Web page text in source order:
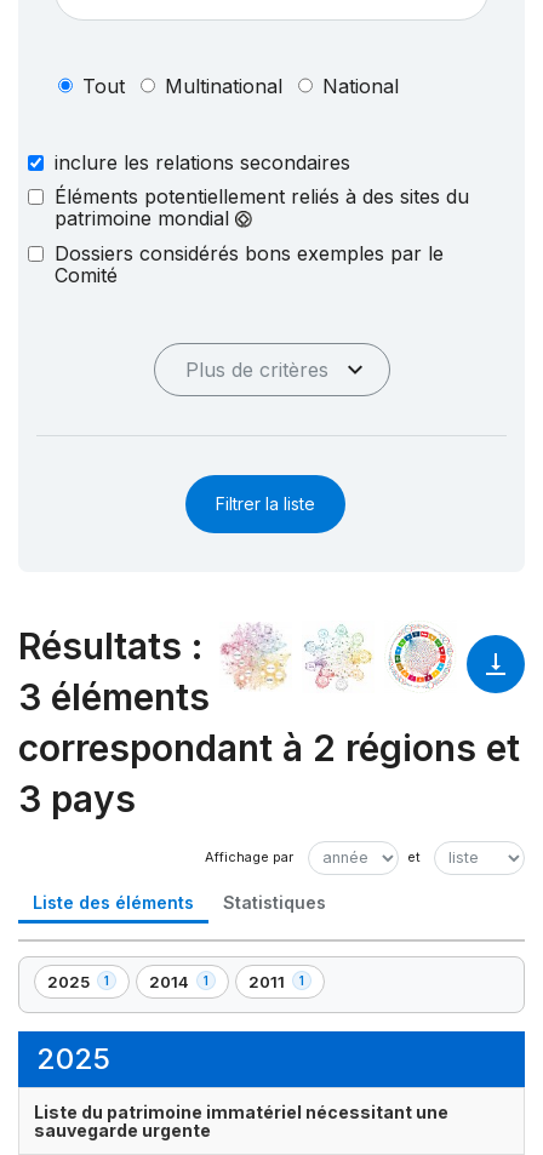
Tout Multinational National
inclure les relations secondaires
Éléments potentiellement reliés à des sites du
patrimoine mondial
Dossiers considérés bons exemples par le
Comité
Plus de critères
Filtrer la liste
Résultats :
3 éléments
correspondant à 2 régions et
3 pays
Liste des éléments Statistiques
2025 1
,
1
2014 1
,
1
2011 1
,
1
2025
Liste du patrimoine immatériel nécessitant une
sauvegarde urgente